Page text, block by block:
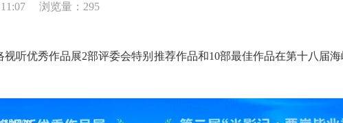
浏览量：295
听优秀作品展2部评委会特别推荐作品和10部最佳作品在第十八届